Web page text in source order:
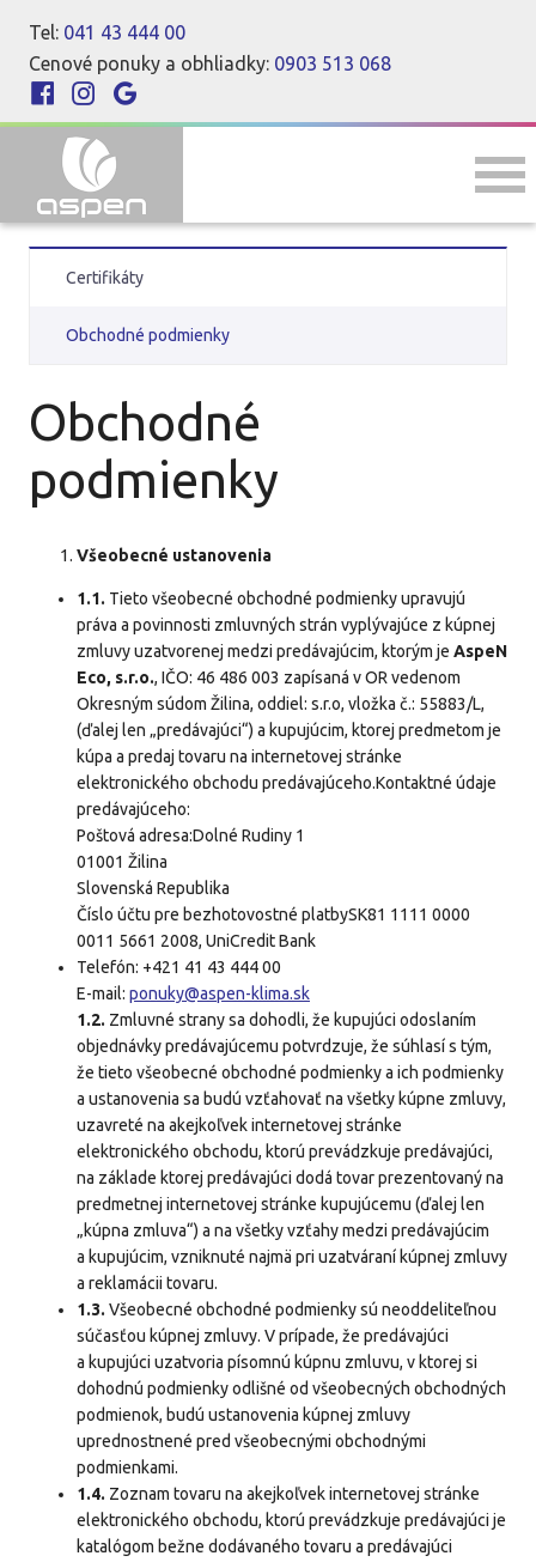
Tel: 041 43 444 00
Cenové ponuky a obhliadky: 0903 513 068
Certifikáty
Obchodné podmienky
Obchodné
podmienky
Všeobecné ustanovenia
1.1. Tieto všeobecné obchodné podmienky upravujú
práva a povinnosti zmluvných strán vyplývajúce z kúpnej
zmluvy uzatvorenej medzi predávajúcim, ktorým je AspeN
Eco, s.r.o., IČO: 46 486 003 zapísaná v OR vedenom
Okresným súdom Žilina, oddiel: s.r.o, vložka č.: 55883/L,
(ďalej len „predávajúci“) a kupujúcim, ktorej predmetom je
kúpa a predaj tovaru na internetovej stránke
elektronického obchodu predávajúceho.Kontaktné údaje
predávajúceho:
Poštová adresa:Dolné Rudiny 1
01001 Žilina
Slovenská Republika
Číslo účtu pre bezhotovostné platbySK81 1111 0000
0011 5661 2008, UniCredit Bank
Telefón: +421 41 43 444 00
E-mail: ponuky@aspen-klima.sk
1.2. Zmluvné strany sa dohodli, že kupujúci odoslaním
objednávky predávajúcemu potvrdzuje, že súhlasí s tým,
že tieto všeobecné obchodné podmienky a ich podmienky
a ustanovenia sa budú vzťahovať na všetky kúpne zmluvy,
uzavreté na akejkoľvek internetovej stránke
elektronického obchodu, ktorú prevádzkuje predávajúci,
na základe ktorej predávajúci dodá tovar prezentovaný na
predmetnej internetovej stránke kupujúcemu (ďalej len
„kúpna zmluva“) a na všetky vzťahy medzi predávajúcim
a kupujúcim, vzniknuté najmä pri uzatváraní kúpnej zmluvy
a reklamácii tovaru.
1.3. Všeobecné obchodné podmienky sú neoddeliteľnou
súčasťou kúpnej zmluvy. V prípade, že predávajúci
a kupujúci uzatvoria písomnú kúpnu zmluvu, v ktorej si
dohodnú podmienky odlišné od všeobecných obchodných
podmienok, budú ustanovenia kúpnej zmluvy
uprednostnené pred všeobecnými obchodnými
podmienkami.
1.4. Zoznam tovaru na akejkoľvek internetovej stránke
elektronického obchodu, ktorú prevádzkuje predávajúci je
katalógom bežne dodávaného tovaru a predávajúci